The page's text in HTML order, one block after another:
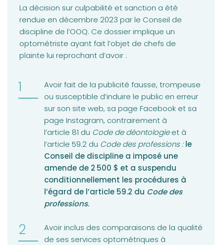
La décision sur culpabilité et sanction a été
rendue en décembre 2023 par le Conseil de
discipline de l’OOQ. Ce dossier implique un
optométriste ayant fait l’objet de chefs de
plainte lui reprochant d’avoir :
Avoir fait de la publicité fausse, trompeuse
ou susceptible d’induire le public en erreur
sur son site web, sa page Facebook et sa
page Instagram, contrairement à
l’article 81 du Code de déontologieet à
l’article 59.2 du Code des professions :le
Conseil de discipline a imposé une
amende de 2 500 $ et a suspendu
conditionnellement les procédures à
l’égard de l’article 59.2 du Code des
professions.
Avoir inclus des comparaisons de la qualité
de ses services optométriques à